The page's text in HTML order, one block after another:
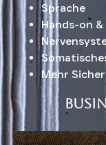
Sprache
Hands-on
Mehr